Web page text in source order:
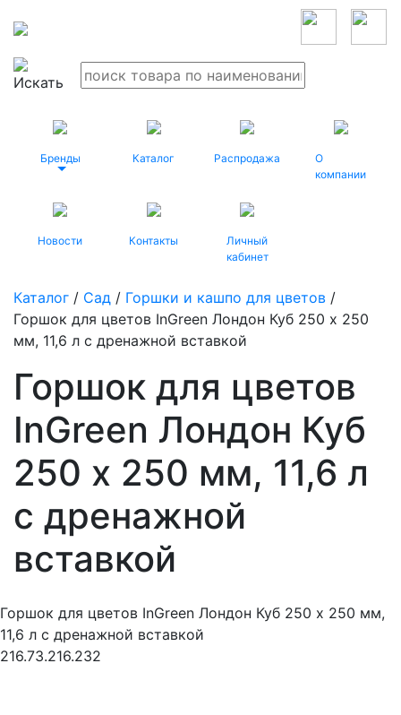
Бренды Каталог Распродажа
О
компании
Новости Контакты
Личный
кабинет
Каталог / Сад / Горшки и кашпо для цветов /
Горшок для цветов InGreen Лондон Куб 250 х 250
мм, 11,6 л c дренажной вставкой
Горшок для цветов
InGreen Лондон Куб
250 х 250 мм, 11,6 л
c дренажной
вставкой
Горшок для цветов InGreen Лондон Куб 250 х 250 мм,
11,6 л c дренажной вставкой
216.73.216.232